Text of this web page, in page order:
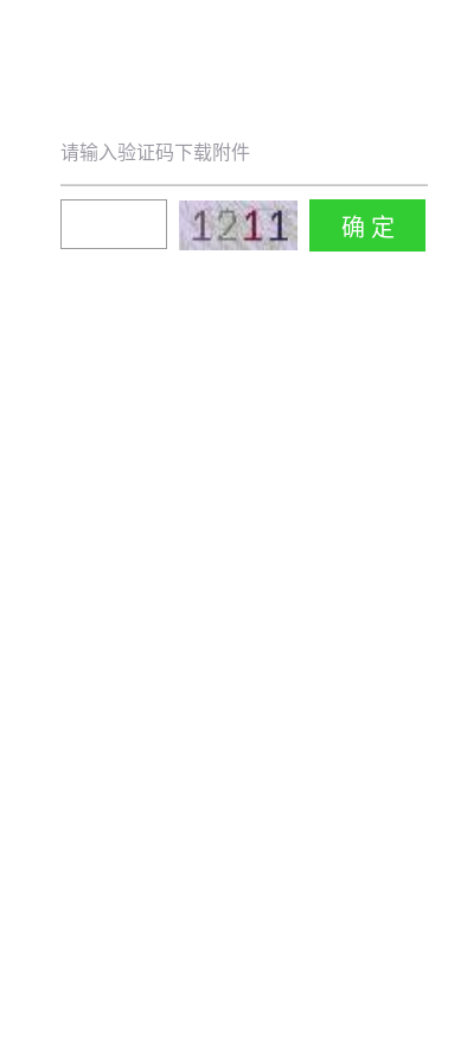
请输入验证码下载附件